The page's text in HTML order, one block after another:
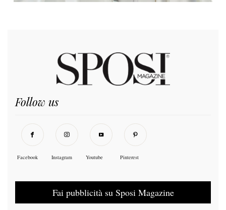
Follow us
Facebook Instagram Youtube Pinterest
Fai pubblicità su Sposi Magazine